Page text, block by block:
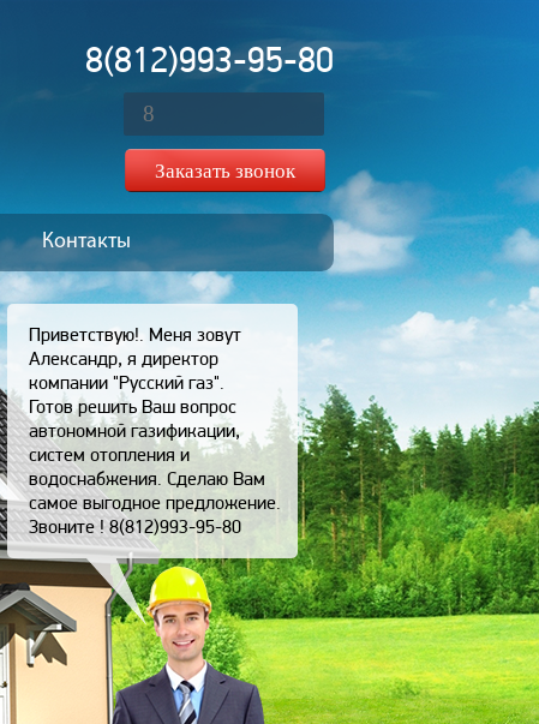
8(812)993-95-80
Контакты
Приветствую!. Меня зовут
Александр, я директор
компании "Русский газ".
Готов решить Ваш вопрос
автономной газификации,
систем отопления и
водоснабжения. Сделаю Вам
самое выгодное предложение.
Звоните ! 8(812)993-95-80